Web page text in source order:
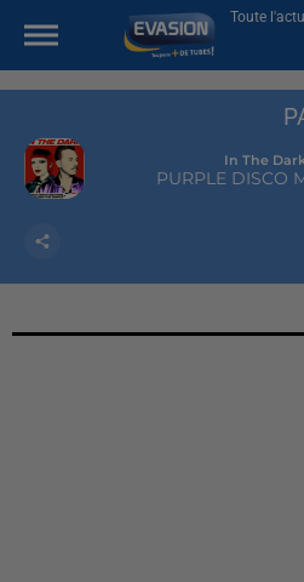
Toute
In The
PURPLE DISCO